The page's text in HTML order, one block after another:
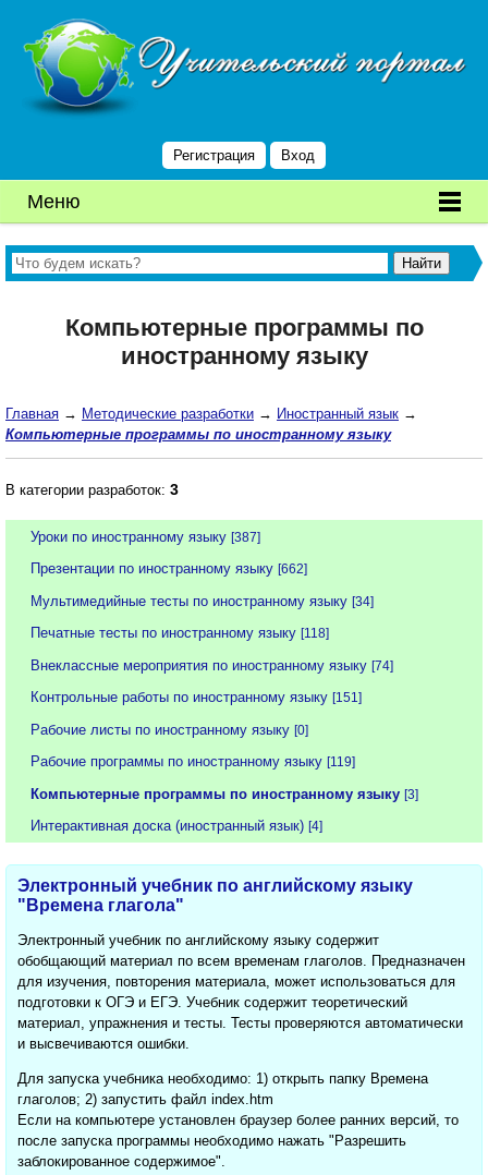
Регистрация Вход
Меню
Компьютерные программы по
иностранному языку
Главная → Методические разработки → Иностранный язык →
Компьютерные программы по иностранному языку
В категории разработок: 3
Уроки по иностранному языку [387]
Презентации по иностранному языку [662]
Мультимедийные тесты по иностранному языку [34]
Печатные тесты по иностранному языку [118]
Внеклассные мероприятия по иностранному языку [74]
Контрольные работы по иностранному языку [151]
Рабочие листы по иностранному языку [0]
Рабочие программы по иностранному языку [119]
Компьютерные программы по иностранному языку [3]
Интерактивная доска (иностранный язык) [4]
Электронный учебник по английскому языку
"Времена глагола"
Электронный учебник по английскому языку содержит
обобщающий материал по всем временам глаголов. Предназначен
для изучения, повторения материала, может использоваться для
подготовки к ОГЭ и ЕГЭ. Учебник содержит теоретический
материал, упражнения и тесты. Тесты проверяются автоматически
и высвечиваются ошибки.
Для запуска учебника необходимо: 1) открыть папку Времена
глаголов; 2) запустить файл index.htm
Если на компьютере установлен браузер более ранних версий, то
после запуска программы необходимо нажать "Разрешить
заблокированное содержимое".